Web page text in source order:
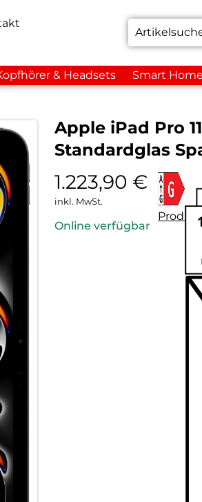
& Headsets Smart Home
Apple iPad Pro
Standardglas
1.223,90 €
inkl. MwSt.
Online verfügbar